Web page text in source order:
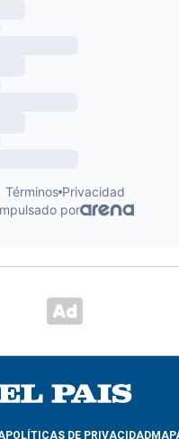
POLÍTICAS DE PRIVACIDAD